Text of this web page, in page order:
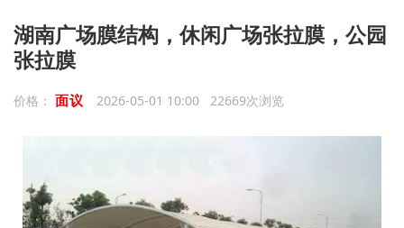
湖南广场膜结构，休闲广场张拉膜，公园
张拉膜
价格： 面议 2026-05-01 10:00 22669次浏览